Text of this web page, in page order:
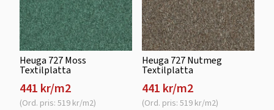
Heuga 727 Moss
Textilplatta
441 kr/m2
(Ord. pris: 519 kr/m2)
Heuga 727 Nutmeg
Textilplatta
441 kr/m2
(Ord. pris: 519 kr/m2)